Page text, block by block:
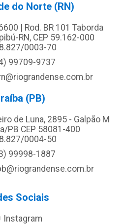
do Norte (RN)
| Rod. BR 101 Taborda
RN, CEP 59.162-000
0003-70
99709-9737
(PB)
de Luna, 2895 - Galpão M
PB CEP 58081-400
0004-50
99998-1887
Sociais
Instagram